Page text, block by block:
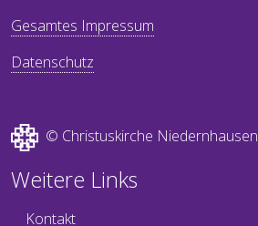
Gesamtes Impressum
Datenschutz
© Christuskirche Niedernhausen
Weitere Links
Kontakt